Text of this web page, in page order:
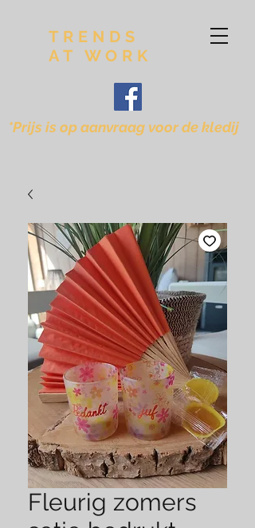
TRENDS
AT WORK
*Prijs is op aanvraag voor de kledij
Fleurig zomers